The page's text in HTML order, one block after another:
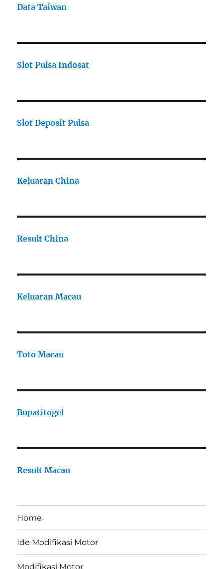
Data Taiwan
Slot Pulsa Indosat
Slot Deposit Pulsa
Keluaran China
Result China
Keluaran Macau
Toto Macau
Bupatitogel
Result Macau
Home
Ide Modifikasi Motor
Modifikasi Motor